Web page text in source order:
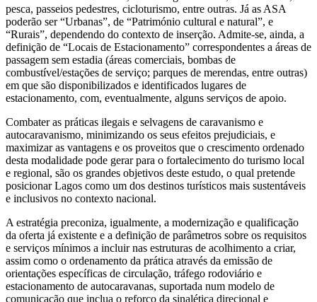
pesca, passeios pedestres, cicloturismo, entre outras. Já as ASA
poderão ser “Urbanas”, de “Património cultural e natural”, e
“Rurais”, dependendo do contexto de inserção. Admite-se, ainda, a
definição de “Locais de Estacionamento” correspondentes a áreas de
passagem sem estadia (áreas comerciais, bombas de
combustível/estações de serviço; parques de merendas, entre outras)
em que são disponibilizados e identificados lugares de
estacionamento, com, eventualmente, alguns serviços de apoio.
Combater as práticas ilegais e selvagens de caravanismo e
autocaravanismo, minimizando os seus efeitos prejudiciais, e
maximizar as vantagens e os proveitos que o crescimento ordenado
desta modalidade pode gerar para o fortalecimento do turismo local
e regional, são os grandes objetivos deste estudo, o qual pretende
posicionar Lagos como um dos destinos turísticos mais sustentáveis
e inclusivos no contexto nacional.
A estratégia preconiza, igualmente, a modernização e qualificação
da oferta já existente e a definição de parâmetros sobre os requisitos
e serviços mínimos a incluir nas estruturas de acolhimento a criar,
assim como o ordenamento da prática através da emissão de
orientações específicas de circulação, tráfego rodoviário e
estacionamento de autocaravanas, suportada num modelo de
comunicação que inclua o reforço da sinalética direcional e